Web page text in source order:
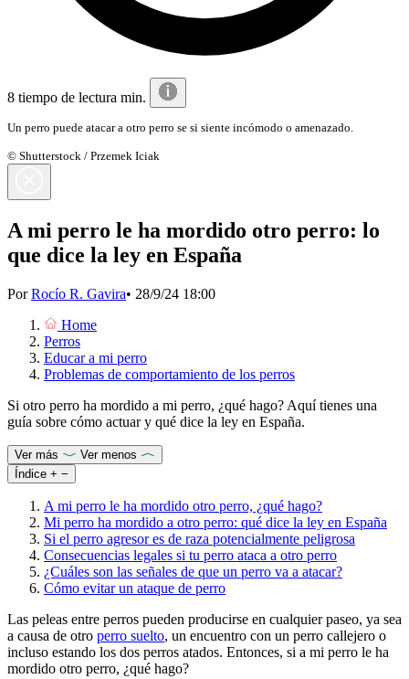
8 tiempo de lectura min.
Un perro puede atacar a otro perro se si siente incómodo o amenazado.
© Shutterstock / Przemek Iciak
A mi perro le ha mordido otro perro: lo
que dice la ley en España
PorRocío R. Gavira• 28/9/24 18:00
Home
Perros
Educar a mi perro
Problemas de comportamiento de los perros
Si otro perro ha mordido a mi perro, ¿qué hago? Aquí tienes una
guía sobre cómo actuar y qué dice la ley en España.
Ver más
Ver menos
Índice + −
A mi perro le ha mordido otro perro, ¿qué hago?
Mi perro ha mordido a otro perro: qué dice la ley en España
Si el perro agresor es de raza potencialmente peligrosa
Consecuencias legales si tu perro ataca a otro perro
¿Cuáles son las señales de que un perro va a atacar?
Cómo evitar un ataque de perro
Las peleas entre perros pueden producirse en cualquier paseo, ya sea
a causa de otro perro suelto, un encuentro con un perro callejero o
incluso estando los dos perros atados. Entonces, si a mi perro le ha
mordido otro perro, ¿qué hago?